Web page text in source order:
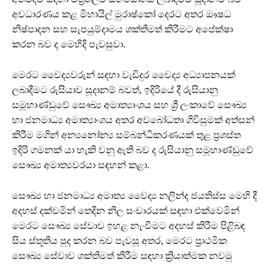
අවධාරණය කළ මිහායිල් මුරාෂ්කෝ දෙරට අතර ඖෂධ
නිෂ්පාදන සහ සැපයුම්දාමය ශක්තිමත් කිරීමට අපේක්ෂා
කරන බව ද මෙහිදි පැවසුවා.
මෙරට වෛද්‍යවරුන් සඳහා වැඩිදුර වෛද්‍ය අධ්‍යාපනයක්
ලබාදීමට රුසියාව සූදානම් බවත්, ඉදිරියේ දී රුසියානු
සමූහාණ්ඩුවේ සෞඛ්‍ය අමාත්‍යාංශය සහ ශ්‍රී ලංකාවේ සෞඛ්‍ය
හා ජනමාධ්‍ය අමාත්‍යාංශය අතර අවබෝධතා ගිවිසුමක් අත්සන්
කිරීම මගින් අන්‍යනෝන්‍ය සම්බන්ධීකරණයක් තුළ ප්‍රශස්ත
ඉදිරි ගමනක් යා හැකි වනු ඇති බව ද රුසියානු සමූහාණ්ඩුවේ
සෞඛ්‍ය අමාත්‍යවරයා සඳහන් කළා.
සෞඛ්‍ය හා ජනමාධ්‍ය අමාත්‍ය වෛද්‍ය නලින්ද ජයතිස්ස මෙහි දී
අදහස් දක්වමින් තෙදින නිල සංචාරයක් සඳහා එක්වෙමින්
මෙරට සෞඛ්‍ය සේවාව ඉහළ නැංවීමට අදහස් කිරීම පිළිබඳ
සිය ස්තූතිය පුද කරන බව පැවසූ අතර, මෙරට ප්‍රාථමික
සෞඛ්‍ය සේවාව ශක්තිමත් කිරීම සඳහා ක්‍රියාත්මක නවමු